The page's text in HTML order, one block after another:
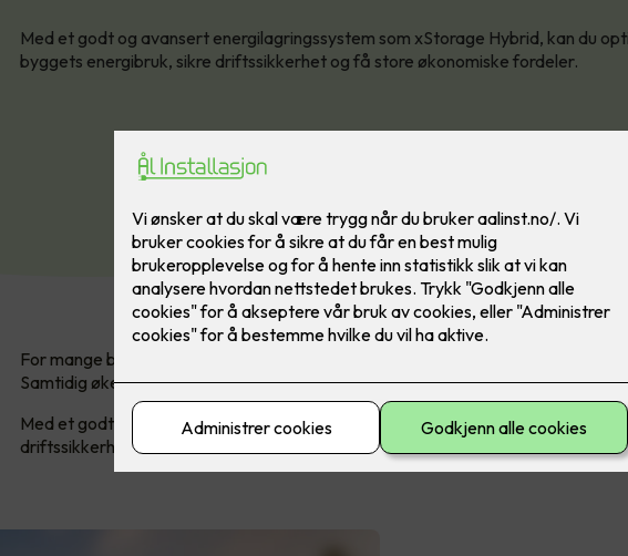
Med et godt og avansert energilagringssystem som xStorage Hybrid, kan du
byggets energibruk, sikre driftssikkerhet og få store økonomiske fordeler.
For mange bedrifter og eiendomsselskaper er energikostnader en betydelig
Samtidig øker krav til bærekraft og energistyring i både offentlige og private
Med et godt og avansert energilagringssystem kan du optimalisere byggets
driftssikkerhet og få store økonomiske fordeler.